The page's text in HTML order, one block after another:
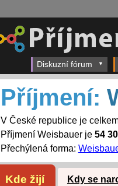
Diskuzní fórum
Příjmení:
V České republice je
Příjmení Weisbauer je 54
Přechýlená forma:
Kde žijí Kdy se